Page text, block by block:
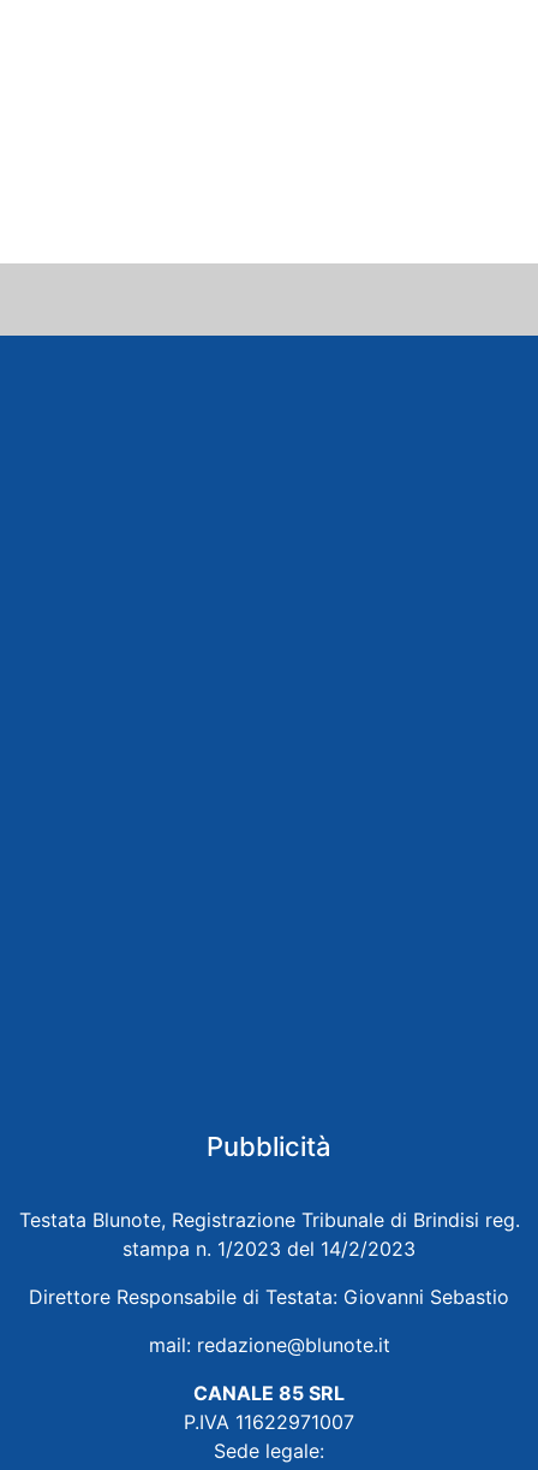
Pubblicità
Testata Blunote, Registrazione Tribunale di Brindisi reg.
stampa n. 1/2023 del 14/2/2023
Direttore Responsabile di Testata: Giovanni Sebastio
mail: redazione@blunote.it
CANALE 85 SRL
P.IVA 11622971007
Sede legale: